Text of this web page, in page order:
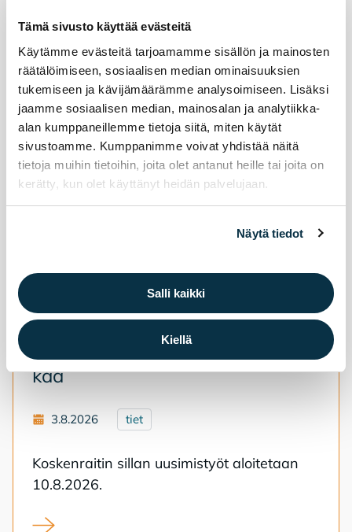
Tämä sivusto käyttää evästeitä
Käytämme evästeitä tarjoamamme sisällön ja mainosten
räätälöimiseen, sosiaalisen median ominaisuuksien
tukemiseen ja kävijämäärämme analysoimiseen. Lisäksi
jaamme sosiaalisen median, mainosalan ja analytiikka-
alan kumppaneillemme tietoja siitä, miten käytät
sivustoamme. Kumppanimme voivat yhdistää näitä
tietoja muihin tietoihin, joita olet antanut heille tai joita on
kerätty, kun olet käyttänyt heidän palvelujaan.
Näytä tiedot
Salli kaikki
Kiellä
Kirjasto kansalaistoiminnan alustana
Kos­ken­rai­tin sil­lan uusi­mi­nen al­
kaa
3.8.2026 tiet
Kos­ken­rai­tin sil­lan uusi­mis­työt aloi­te­taan
10.8.2026.
Koskenraitin sillan uusiminen alkaa